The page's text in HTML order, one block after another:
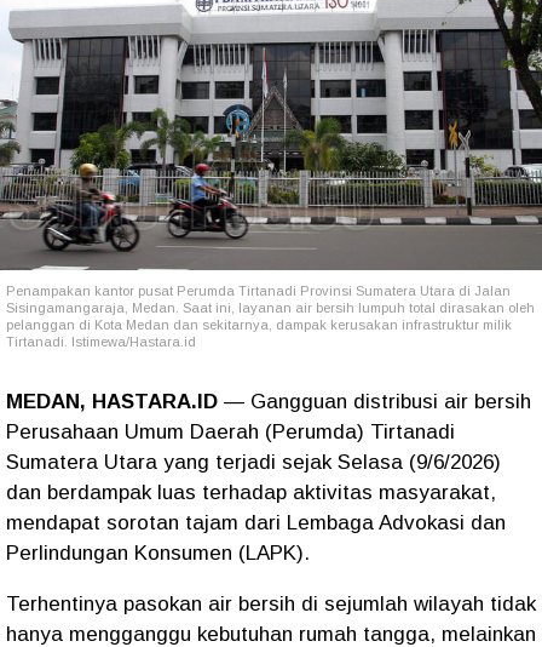
Penampakan kantor pusat Perumda Tirtanadi Provinsi Sumatera Utara di Jalan
Sisingamangaraja, Medan. Saat ini, layanan air bersih lumpuh total dirasakan oleh
pelanggan di Kota Medan dan sekitarnya, dampak kerusakan infrastruktur milik
Tirtanadi. Istimewa/Hastara.id
MEDAN, HASTARA.ID — Gangguan distribusi air bersih
Perusahaan Umum Daerah (Perumda) Tirtanadi
Sumatera Utara yang terjadi sejak Selasa (9/6/2026)
dan berdampak luas terhadap aktivitas masyarakat,
mendapat sorotan tajam dari Lembaga Advokasi dan
Perlindungan Konsumen (LAPK).
Terhentinya pasokan air bersih di sejumlah wilayah tidak
hanya mengganggu kebutuhan rumah tangga, melainkan